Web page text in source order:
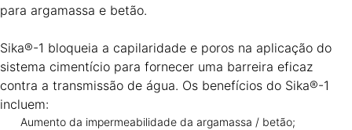
para argamassa e betão.
Sika®-1 bloqueia a capilaridade e poros na aplicação do
sistema cimentício para fornecer uma barreira eficaz
contra a transmissão de água. Os benefícios do Sika®-1
incluem:
Aumento da impermeabilidade da argamassa / betão;